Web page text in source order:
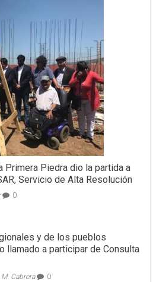
Primera Piedra dio la partida a
Servicio de Alta Resolución
0
y de los pueblos
llamado a participar de Consulta
Cabrera 0